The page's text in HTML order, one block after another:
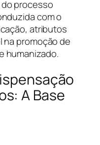
processo
com o
atributos
na promoção de
humanizado.
A Base